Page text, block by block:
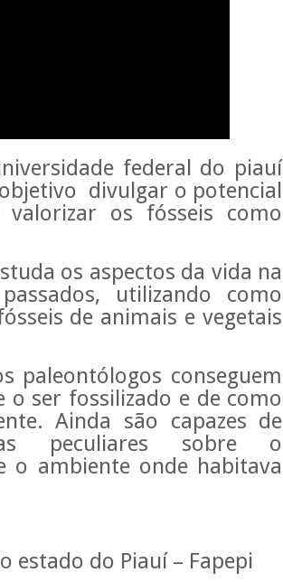
federal do piauí
divulgar o potencial
valorizar os fósseis como
os aspectos da vida na
utilizando como
de animais e vegetais
paleontólogos conseguem
ser fossilizado e de como
Ainda são capazes de
peculiares sobre o
o ambiente onde habitava
estado do Piauí – Fapepi